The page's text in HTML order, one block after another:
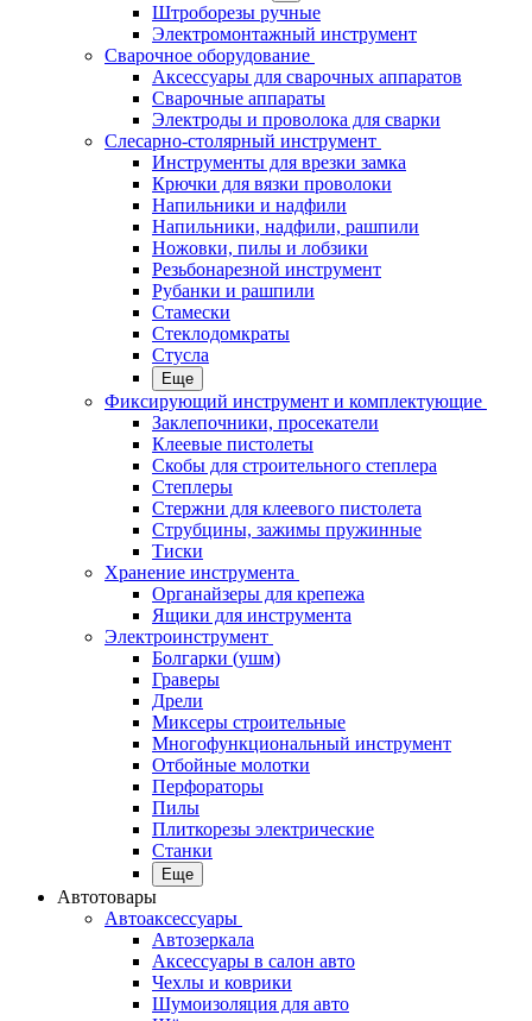
Штроборезы ручные
Электромонтажный инструмент
Сварочное оборудование
Аксессуары для сварочных аппаратов
Сварочные аппараты
Электроды и проволока для сварки
Слесарно-столярный инструмент
Инструменты для врезки замка
Крючки для вязки проволоки
Напильники и надфили
Напильники, надфили, рашпили
Ножовки, пилы и лобзики
Резьбонарезной инструмент
Рубанки и рашпили
Стамески
Стеклодомкраты
Стусла
Еще
Фиксирующий инструмент и комплектующие
Заклепочники, просекатели
Клеевые пистолеты
Скобы для строительного степлера
Степлеры
Стержни для клеевого пистолета
Струбцины, зажимы пружинные
Тиски
Хранение инструмента
Органайзеры для крепежа
Ящики для инструмента
Электроинструмент
Болгарки (ушм)
Граверы
Дрели
Миксеры строительные
Многофункциональный инструмент
Отбойные молотки
Перфораторы
Пилы
Плиткорезы электрические
Станки
Еще
Автотовары
Автоаксессуары
Автозеркала
Аксессуары в салон авто
Чехлы и коврики
Шумоизоляция для авто